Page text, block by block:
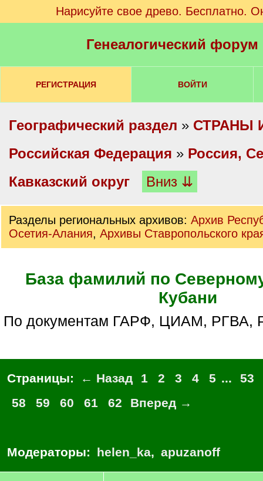
Нарисуйте свое древо. Бесплатно.
Генеалогический
РЕГИСТРАЦИЯ ВОЙТИ
Географический раздел » СТРАНЫ
Российская Федерация » Россия,
Кавказский округ
Вниз ⇊
Разделы региональных архивов: Архив
Осетия-Алания, Архивы Ставропольского
База фамилий по
Кубани
по документам ГАРФ, ЦИАМ,
Страницы: ← Назад 1 2 3 4 5 ...
53
58
59 60 61 62 Вперед →
Модераторы: helen_ka, apuzanoff